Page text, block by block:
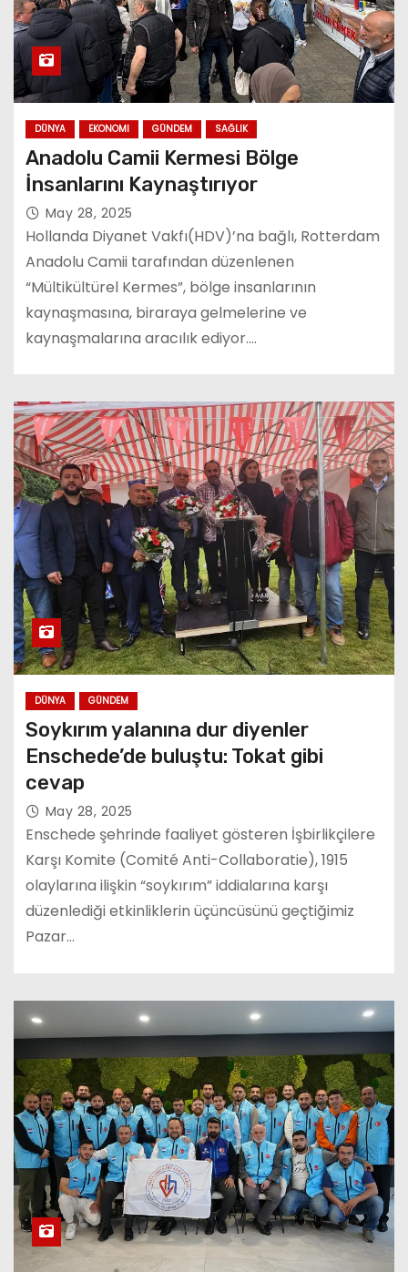
DÜNYA EKONOMI GÜNDEM SAĞLIK
Anadolu Camii Kermesi Bölge
İnsanlarını Kaynaştırıyor
May 28, 2025
Hollanda Diyanet Vakfı(HDV)’na bağlı, Rotterdam
Anadolu Camii tarafından düzenlenen
“Mültikültürel Kermes”, bölge insanlarının
kaynaşmasına, biraraya gelmelerine ve
kaynaşmalarına aracılık ediyor.…
DÜNYA GÜNDEM
Soykırım yalanına dur diyenler
Enschede’de buluştu: Tokat gibi
cevap
May 28, 2025
Enschede şehrinde faaliyet gösteren İşbirlikçilere
Karşı Komite (Comité Anti-Collaboratie), 1915
olaylarına ilişkin “soykırım” iddialarına karşı
düzenlediği etkinliklerin üçüncüsünü geçtiğimiz
Pazar…